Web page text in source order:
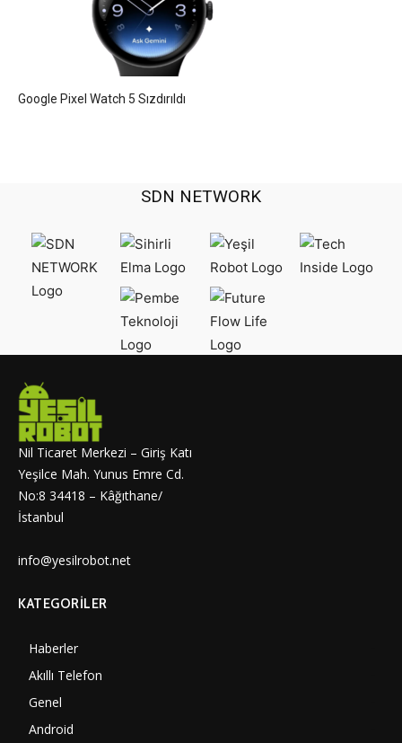
Google Pixel Watch 5 Sızdırıldı
SDN NETWORK
Nil Ticaret Merkezi – Giriş Katı
Yeşilce Mah. Yunus Emre Cd.
No:8 34418 – Kâğıthane/
İstanbul
info@yesilrobot.net
KATEGORILER
Haberler
Akıllı Telefon
Genel
Android